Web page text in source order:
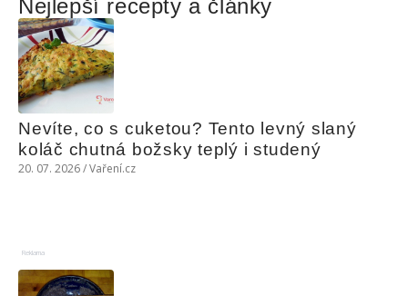
Nejlepší recepty a články
Nevíte, co s cuketou? Tento levný slaný
koláč chutná božsky teplý i studený
20. 07. 2026 / Vaření.cz
Reklama